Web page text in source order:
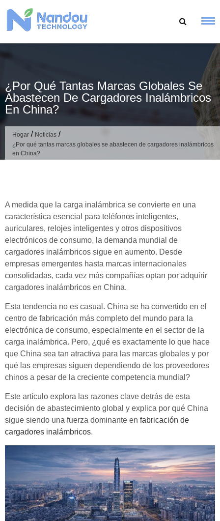
contenido
¿Por Qué Tantas Marcas Globales Se
Abastecen De Cargadores Inalámbricos
En China?
Hogar / Noticias /
¿Por qué tantas marcas globales se abastecen de cargadores inalámbricos
en China?
A medida que la carga inalámbrica se convierte en una
característica esencial para teléfonos inteligentes,
auriculares, relojes inteligentes y otros dispositivos
electrónicos de consumo, la demanda mundial de
cargadores inalámbricos sigue en aumento. Desde
empresas emergentes hasta marcas internacionales
consolidadas, cada vez más compañías optan por adquirir
cargadores inalámbricos en China.
Esta tendencia no es casual. China se ha convertido en el
centro de fabricación más completo del mundo para la
electrónica de consumo, especialmente en el sector de la
carga inalámbrica. Pero, ¿qué es exactamente lo que hace
que China sea tan atractiva para las marcas globales y por
qué las empresas siguen dependiendo de los proveedores
chinos a pesar de la creciente competencia mundial?
Este artículo explora las razones clave detrás de esta
decisión de abastecimiento global y explica por qué China
sigue siendo una fuerza dominante en fabricación de
cargadores inalámbricos.